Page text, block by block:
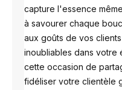
capture l'essence
à savourer chaque
aux goûts de vos
inoubliables dans votre
cette occasion de
fidéliser votre clientèle